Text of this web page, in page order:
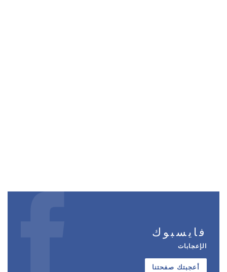
فايسبوك
الإعجابات
أعجبتك صفحتنا